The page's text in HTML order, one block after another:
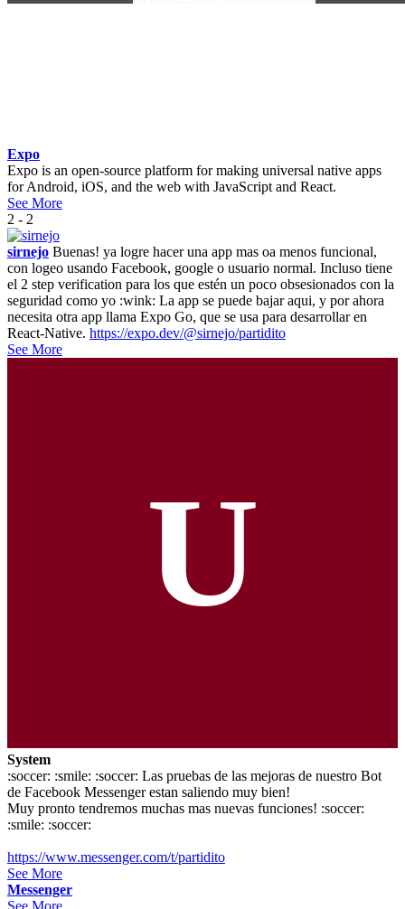
Expo
Expo is an open-source platform for making universal native apps
for Android, iOS, and the web with JavaScript and React.
See More
2 - 2
sirnejo Buenas! ya logre hacer una app mas oa menos funcional,
con logeo usando Facebook, google o usuario normal. Incluso tiene
el 2 step verification para los que estén un poco obsesionados con la
seguridad como yo :wink: La app se puede bajar aqui, y por ahora
necesita otra app llama Expo Go, que se usa para desarrollar en
React-Native. https://expo.dev/@sirnejo/partidito
See More
U
System
:soccer: :smile: :soccer: Las pruebas de las mejoras de nuestro Bot
de Facebook Messenger estan saliendo muy bien!
Muy pronto tendremos muchas mas nuevas funciones! :soccer:
:smile: :soccer:
https://www.messenger.com/t/partidito
See More
Messenger